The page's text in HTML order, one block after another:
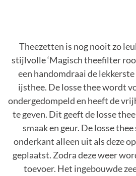
Theezetten is nog nooit zo
stijlvolle ‘Magisch theefilter
een handomdraai de
ijsthee. De losse thee wordt
ondergedompeld en heeft de
te geven. Dit geeft de losse
smaak en geur. De losse
onderkant alleen uit als deze
geplaatst. Zodra deze weer
toevoer. Het ingebouwde